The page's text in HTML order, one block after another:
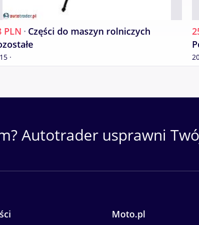
PLN · Części do maszyn rolniczych
·
Autotrader usprawni
Moto.pl